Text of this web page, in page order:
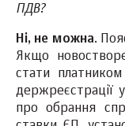
ПДВ?
Ні, не можна.
Якщо
стати
держреєстрації
про обрання